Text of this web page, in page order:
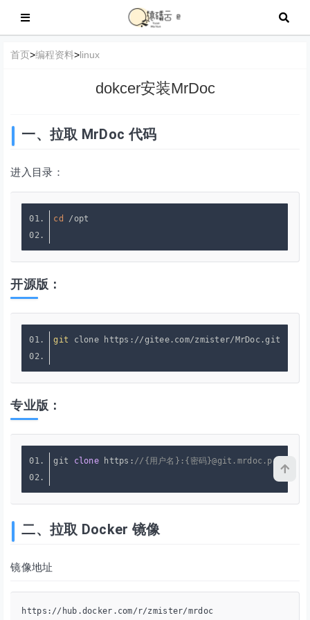
首页>编程资料>linux
dokcer安装MrDoc
一、拉取 MrDoc 代码
进入目录：
cd
开源版：
git
专业版：
git clone https: //{用户名}:{密码}@git.mrdoc.pro/
二、拉取 Docker 镜像
镜像地址
https://hub.docker.com/r/zmister/mrdoc